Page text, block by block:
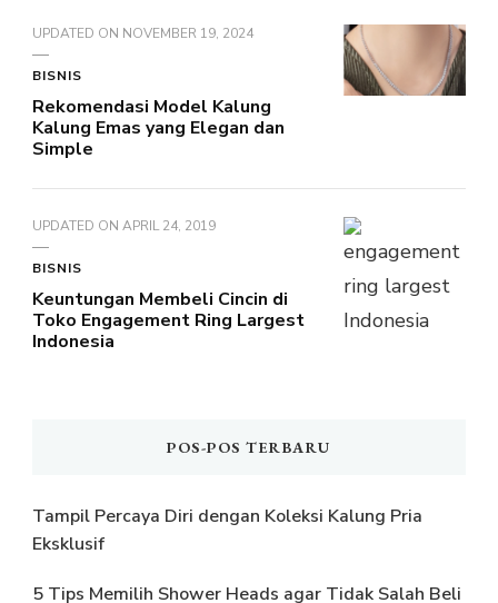
UPDATED ON NOVEMBER 19, 2024
BISNIS
Rekomendasi Model Kalung
Kalung Emas yang Elegan dan
Simple
UPDATED ON APRIL 24, 2019
BISNIS
Keuntungan Membeli Cincin di
Toko Engagement Ring Largest
Indonesia
POS-POS TERBARU
Tampil Percaya Diri dengan Koleksi Kalung Pria
Eksklusif
5 Tips Memilih Shower Heads agar Tidak Salah Beli